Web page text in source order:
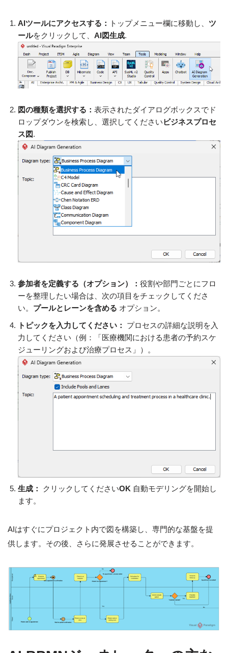
AIツールにアクセスする： トップメニュー欄に移動し、 ツ
ールをクリックして、 AI図生成.
図の種類を選択する： 表示されたダイアログボックスでド
ロップダウンを検索し、選択してくださいビジネスプロセ
ス図.
参加者を定義する（オプション）： 役割や部門ごとにフロ
ーを整理したい場合は、次の項目をチェックしてくださ
い。 プールとレーンを含める オプション。
トピックを入力してください：
プロセスの詳細な説明を入
力してください（例：「医療機関における患者の予約スケ
ジューリングおよび治療プロセス」）。
生成： クリックしてくださいOK 自動モデリングを開始し
ます。
AIはすぐにプロジェクト内で図を構築し、専門的な基盤を提
供します。その後、さらに発展させることができます。